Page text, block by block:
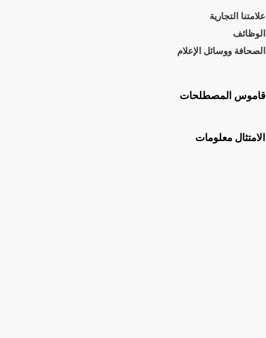
علامتنا التجارية
الوظائف
الصحافة ووسائل الإعلام
قاموس المصطلحات
الامتثال معلومات